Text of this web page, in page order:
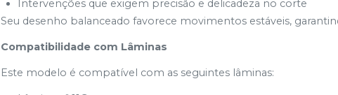
Intervenções que exigem precisão e delicadeza no corte
Seu desenho balanceado favorece movimentos estáveis,
Compatibilidade com Lâminas
Este modelo é compatível com as seguintes lâminas: